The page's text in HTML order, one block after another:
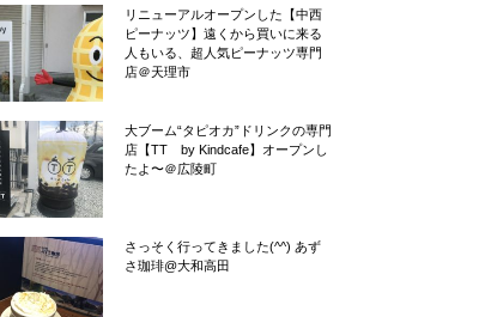
リニューアルオープンした【中西
ピーナッツ】遠くから買いに来る
人もいる、超人気ピーナッツ専門
店＠天理市
大ブーム“タピオカ”ドリンクの専門
店【TT by Kindcafe】オープンし
たよ〜＠広陵町
さっそく行ってきました(^^) あず
さ珈琲@大和高田